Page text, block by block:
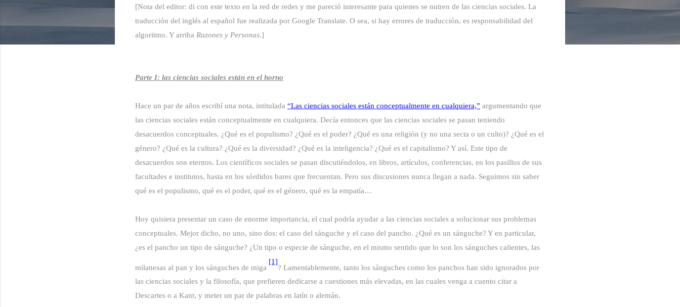
[Nota del editor: di con este texto en la red de redes y me pareció interesante para quienes se nutren de las ciencias sociales. La
traducción del inglés al español fue realizada por Google Translate. O sea, si hay errores de traducción, es responsabilidad del
algoritmo. Y arriba Razones y Personas.]
Parte I: las ciencias sociales están en el horno
Hace un par de años escribí una nota, intitulada “Las ciencias sociales están conceptualmente en cualquiera,” argumentando que
las ciencias sociales están conceptualmente en cualquiera. Decía entonces que las ciencias sociales se pasan teniendo
desacuerdos conceptuales. ¿Qué es el populismo? ¿Qué es el poder? ¿Qué es una religión (y no una secta o un culto)? ¿Qué es el
género? ¿Qué es la cultura? ¿Qué es la diversidad? ¿Qué es la inteligencia? ¿Qué es el capitalismo? Y así. Este tipo de
desacuerdos son eternos. Los científicos sociales se pasan discutiéndolos, en libros, artículos, conferencias, en los pasillos de sus
facultades e institutos, hasta en los sórdidos bares que frecuentan. Pero sus discusiones nunca llegan a nada. Seguimos sin saber
qué es el populismo, qué es el poder, qué es el género, qué es la empatía…
Hoy quisiera presentar un caso de enorme importancia, el cual podría ayudar a las ciencias sociales a solucionar sus problemas
conceptuales. Mejor dicho, no uno, sino dos: el caso del sánguche y el caso del pancho. ¿Qué es un sánguche? Y en particular,
¿es el pancho un tipo de sánguche? ¿Un tipo o especie de sánguche, en el mismo sentido que lo son los sánguches calientes, las
milanesas al pan y los sánguches de miga
[1]
? Lamentablemente, tanto los sánguches como los panchos han sido ignorados por
las ciencias sociales y la filosofía, que prefieren dedicarse a cuestiones más elevadas, en las cuales venga a cuento citar a
Descartes o a Kant, y meter un par de palabras en latín o alemán.